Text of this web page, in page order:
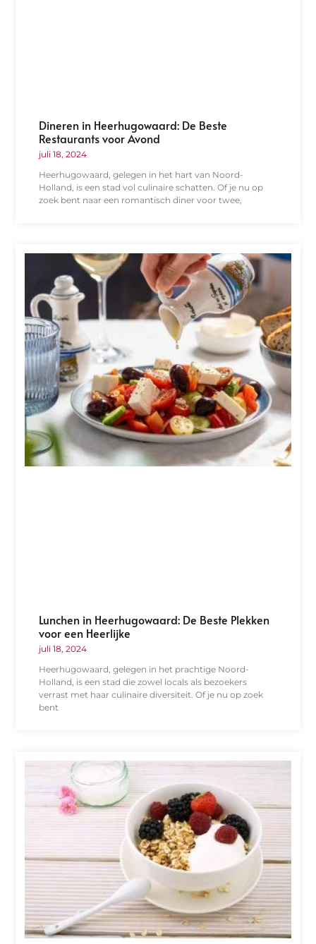
Dineren in Heerhugowaard: De Beste
Restaurants voor Avond
juli 18, 2024
Heerhugowaard, gelegen in het hart van Noord-
Holland, is een stad vol culinaire schatten. Of je nu op
zoek bent naar een romantisch diner voor twee,
Lunchen in Heerhugowaard: De Beste Plekken
voor een Heerlijke
juli 18, 2024
Heerhugowaard, gelegen in het prachtige Noord-
Holland, is een stad die zowel locals als bezoekers
verrast met haar culinaire diversiteit. Of je nu op zoek
bent